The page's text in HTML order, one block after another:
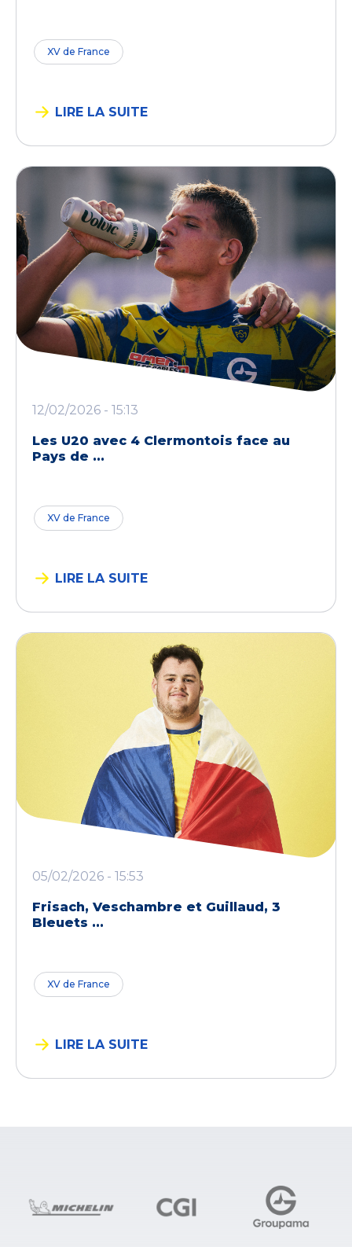
XV de France
LIRE LA SUITE
12/02/2026 - 15:13
Les U20 avec 4 Clermontois face au
Pays de ...
XV de France
LIRE LA SUITE
05/02/2026 - 15:53
Frisach, Veschambre et Guillaud, 3
Bleuets ...
XV de France
LIRE LA SUITE